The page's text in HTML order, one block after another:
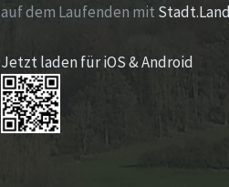
auf dem Laufenden mit
Jetzt laden für iOS & Android